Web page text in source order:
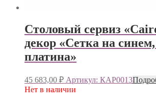
Столовый сервиз
декор «Сетка на
платина»
45 683,00 ₽ Артикул: КАР0013
Нет в наличии